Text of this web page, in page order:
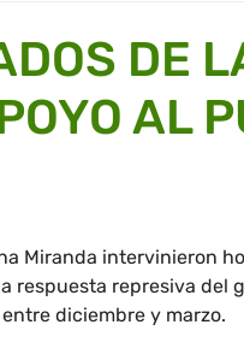
DE
AL
Miranda intervinieron
respuesta represiva del
diciembre y marzo.